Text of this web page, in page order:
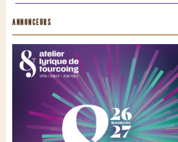
ANNONCEURS